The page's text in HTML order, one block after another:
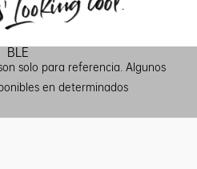
BLE
solo para referencia. Algunos
en determinados